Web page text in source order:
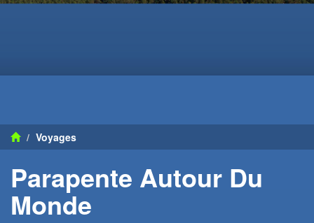
Voyages
Parapente Autour Du
Monde